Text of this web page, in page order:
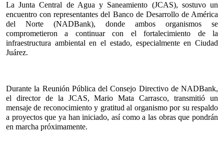
La Junta Central de Agua y Saneamiento (JCAS), sostuvo un
encuentro con representantes del Banco de Desarrollo de América
del Norte (NADBank), donde ambos organismos se
comprometieron a continuar con el fortalecimiento de la
infraestructura ambiental en el estado, especialmente en Ciudad
Juárez.
Durante la Reunión Pública del Consejo Directivo de NADBank,
el director de la JCAS, Mario Mata Carrasco, transmitió un
mensaje de reconocimiento y gratitud al organismo por su respaldo
a proyectos que ya han iniciado, así como a las obras que pondrán
en marcha próximamente.